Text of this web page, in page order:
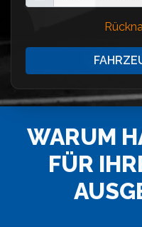
WARUM
FÜR